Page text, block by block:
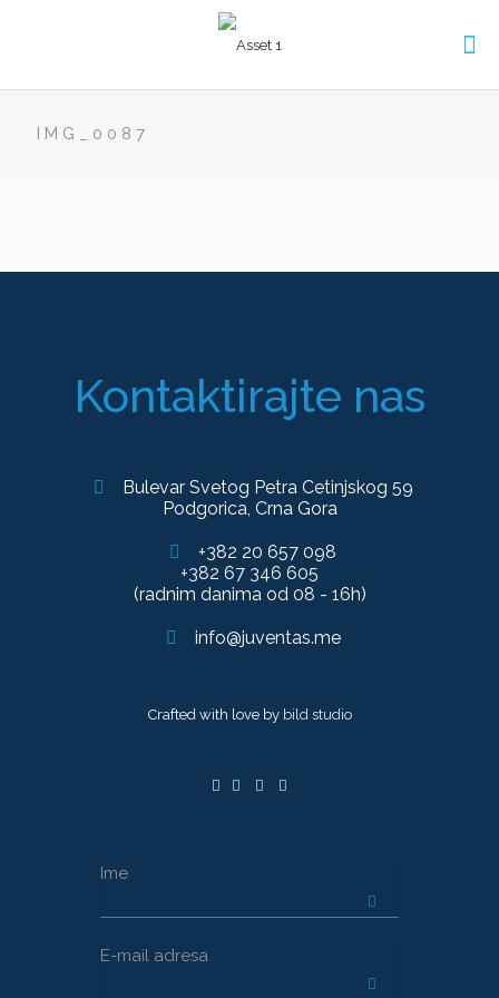
IMG_0087
Kontaktirajte nas
Bulevar Svetog Petra Cetinjskog 59
Podgorica, Crna Gora
+382 20 657 098
+382 67 346 605
(radnim danima od 08 - 16h)
info@juventas.me
Crafted with love by bild studio